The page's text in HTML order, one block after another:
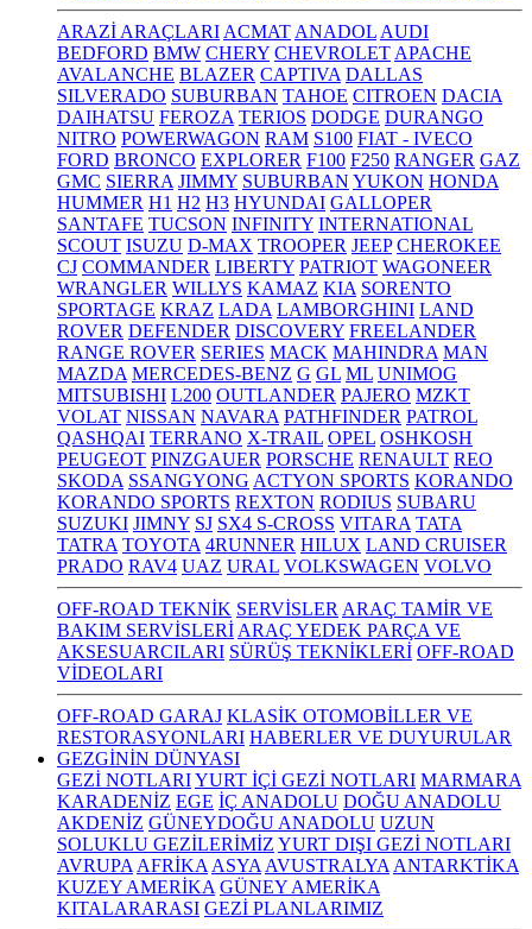
ARAZİ ARAÇLARI ACMAT ANADOL AUDI
BEDFORD BMW CHERY CHEVROLET APACHE
AVALANCHE BLAZER CAPTIVA DALLAS
SILVERADO SUBURBAN TAHOE CITROEN DACIA
DAIHATSU FEROZA TERIOS DODGE DURANGO
NITRO POWERWAGON RAM S100 FIAT - IVECO
FORD BRONCO EXPLORER F100 F250 RANGER GAZ
GMC SIERRA JIMMY SUBURBAN YUKON HONDA
HUMMER H1 H2 H3 HYUNDAI GALLOPER
SANTAFE TUCSON INFINITY INTERNATIONAL
SCOUT ISUZU D-MAX TROOPER JEEP CHEROKEE
CJ COMMANDER LIBERTY PATRIOT WAGONEER
WRANGLER WILLYS KAMAZ KIA SORENTO
SPORTAGE KRAZ LADA LAMBORGHINI LAND
ROVER DEFENDER DISCOVERY FREELANDER
RANGE ROVER SERIES MACK MAHINDRA MAN
MAZDA MERCEDES-BENZ G GL ML UNIMOG
MITSUBISHI L200 OUTLANDER PAJERO MZKT
VOLAT NISSAN NAVARA PATHFINDER PATROL
QASHQAI TERRANO X-TRAIL OPEL OSHKOSH
PEUGEOT PINZGAUER PORSCHE RENAULT REO
SKODA SSANGYONG ACTYON SPORTS KORANDO
KORANDO SPORTS REXTON RODIUS SUBARU
SUZUKI JIMNY SJ SX4 S-CROSS VITARA TATA
TATRA TOYOTA 4RUNNER HILUX LAND CRUISER
PRADO RAV4 UAZ URAL VOLKSWAGEN VOLVO
OFF-ROAD TEKNİK SERVİSLER ARAÇ TAMİR VE
BAKIM SERVİSLERİ ARAÇ YEDEK PARÇA VE
AKSESUARCILARI SÜRÜŞ TEKNİKLERİ OFF-ROAD
VİDEOLARI
OFF-ROAD GARAJ KLASİK OTOMOBİLLER VE
RESTORASYONLARI HABERLER VE DUYURULAR
GEZGİNİN DÜNYASI
GEZİ NOTLARIYURT İÇİ GEZİ NOTLARI MARMARA
KARADENİZ EGE İÇ ANADOLU DOĞU ANADOLU
AKDENİZ GÜNEYDOĞU ANADOLU UZUN
SOLUKLU GEZİLERİMİZ YURT DIŞI GEZİ NOTLARI
AVRUPA AFRİKA ASYA AVUSTRALYA ANTARKTİKA
KUZEY AMERİKA GÜNEY AMERİKA
KITALARARASI GEZİ PLANLARIMIZ